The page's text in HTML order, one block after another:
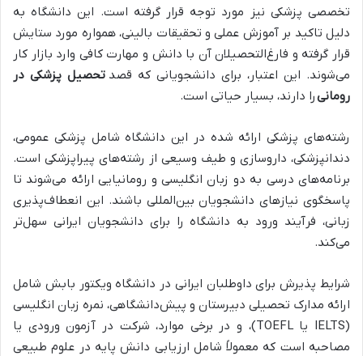
تخصصی پزشکی نیز مورد توجه قرار گرفته است. این دانشگاه به
دلیل تاکید بر آموزش عملی و تحقیقات بالینی، همواره مورد ستایش
قرار گرفته و فارغ‌التحصیلان آن با دانش و مهارت کافی وارد بازار کار
می‌شوند. این اعتبار، برای دانشجویانی که قصد تحصیل پزشکی در
رومانیرا دارند، بسیار حیاتی است.
رشته‌های پزشکی ارائه شده در این دانشگاه شامل پزشکی عمومی،
دندانپزشکی، داروسازی و طیف وسیعی از رشته‌های پیراپزشکی است.
برنامه‌های درسی به دو زبان انگلیسی و رومانیایی ارائه می‌شوند تا
پاسخگوی نیازهای دانشجویان بین‌المللی باشند. این انعطاف‌پذیری
زبانی، فرآیند ورود به دانشگاه را برای دانشجویان ایرانی سهل‌تر
می‌کند.
شرایط پذیرش برای داوطلبان ایرانی در دانشگاه ویکتور بابش شامل
ارائه مدارک تحصیلی دبیرستان و پیش‌دانشگاهی، نمره زبان انگلیسی
(IELTS یا TOEFL)، و در برخی موارد، شرکت در آزمون ورودی یا
مصاحبه است که معمولاً شامل ارزیابی دانش پایه در علوم طبیعی